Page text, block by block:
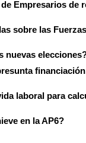
Empresarios de
sobre las
nuevas
laboral para
en la AP6?